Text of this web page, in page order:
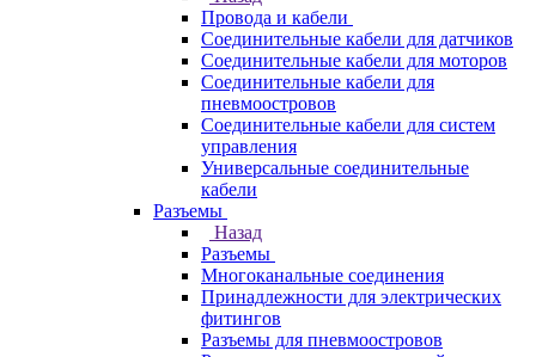
Провода и кабели
Соединительные кабели для датчиков
Соединительные кабели для моторов
Соединительные кабели для
пневмоостровов
Соединительные кабели для систем
управления
Универсальные соединительные
кабели
Разъемы
Назад
Разъемы
Многоканальные соединения
Принадлежности для электрических
фитингов
Разъемы для пневмоостровов